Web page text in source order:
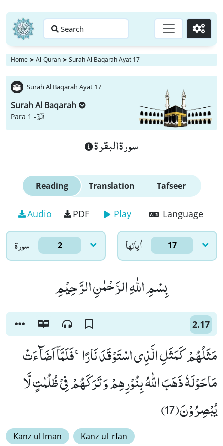
Search Go
Home ➤ Al-Quran ➤ Surah Al Baqarah Ayat 17
Surah Al Baqarah Ayat 17
Surah Al Baqarah
Para 1 -الٓمّٓ
سورة البقرة
Reading Translation Tafseer
Audio PDF Play Language
سورۃ 2 اٰياتها 17
بِسْمِ اللّٰهِ الرَّحْمٰنِ الرَّحِیْمِ
2.17
مَثَلُهُمْ كَمَثَلِ الَّذِی اسْتَوْقَدَ نَارًاۚ-فَلَمَّاۤ اَضَآءَتْ
مَاحَوْلَهٗ ذَهَبَ اللّٰهُ بِنُوْرِهِمْ وَ تَرَكَهُمْ فِیْ ظُلُمٰتٍ لَّا
یُبْصِرُوْنَ(17)
Kanz ul Iman Kanz ul Irfan